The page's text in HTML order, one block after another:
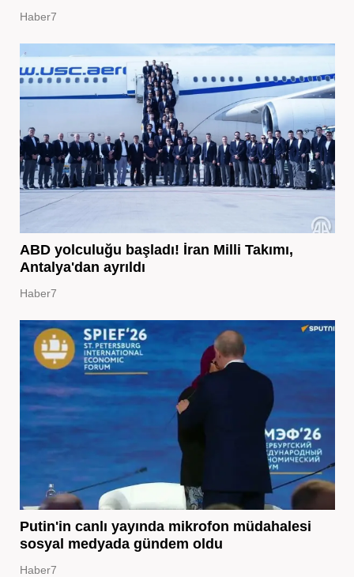
Haber7
ABD yolculuğu başladı! İran Milli Takımı,
Antalya'dan ayrıldı
Haber7
Putin'in canlı yayında mikrofon müdahalesi
sosyal medyada gündem oldu
Haber7